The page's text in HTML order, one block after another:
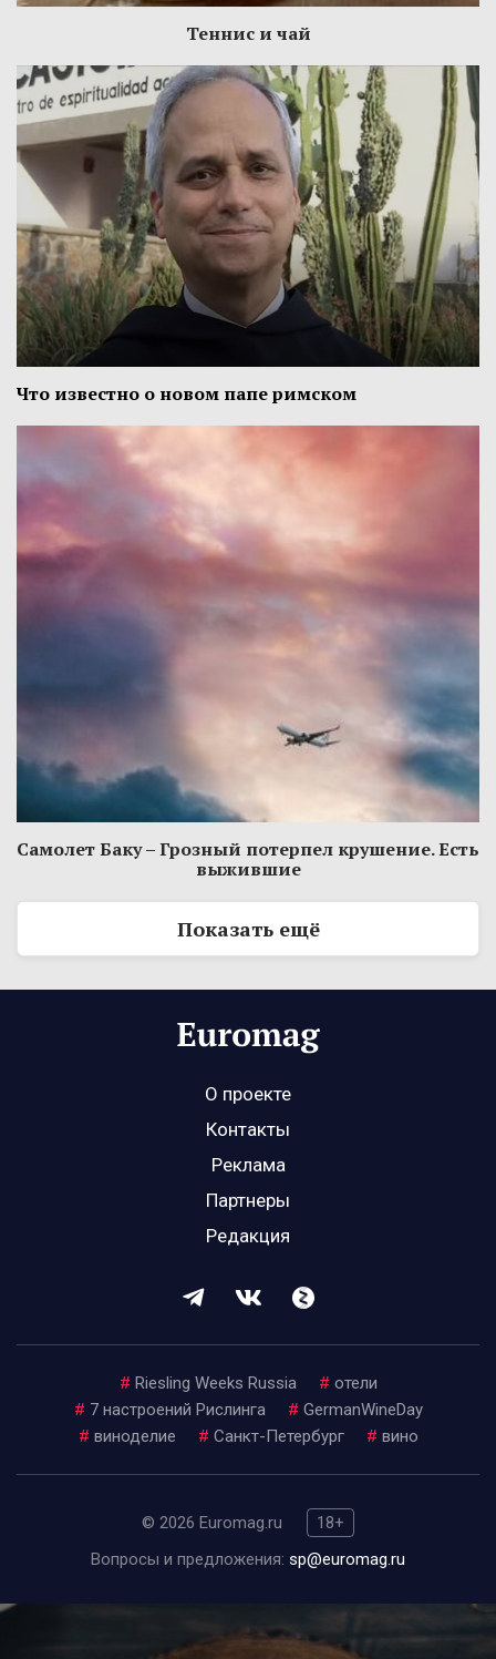
Теннис и чай
Что известно о новом папе римском
Самолет Баку – Грозный потерпел крушение. Есть
выжившие
Показать ещё
О проекте
Контакты
Реклама
Партнеры
Редакция
# Riesling Weeks Russia # отели
# 7 настроений Рислинга # GermanWineDay
# виноделие # Санкт-Петербург # вино
© 2026 Euromag.ru
18+
Вопросы и предложения: sp@euromag.ru